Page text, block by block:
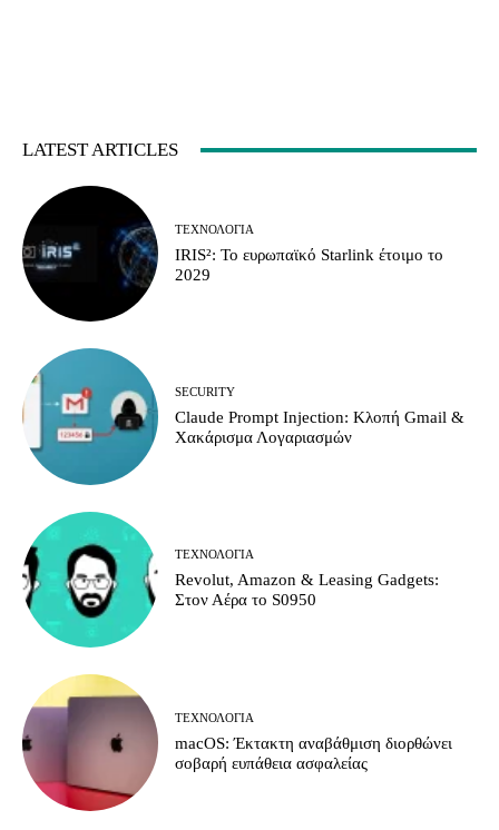
LATEST ARTICLES
ΤΕΧΝΟΛΟΓΊΑ
IRIS²: Το ευρωπαϊκό Starlink έτοιμο το
2029
SECURITY
Claude Prompt Injection: Κλοπή Gmail &
Χακάρισμα Λογαριασμών
ΤΕΧΝΟΛΟΓΊΑ
Revolut, Amazon & Leasing Gadgets:
Στον Αέρα το S0950
ΤΕΧΝΟΛΟΓΊΑ
macOS: Έκτακτη αναβάθμιση διορθώνει
σοβαρή ευπάθεια ασφαλείας